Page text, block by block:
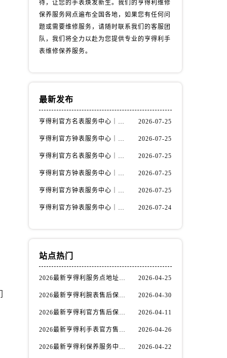
待，让您的手表焕发新生。我们的亨得利维修
保养服务网点遍布全国各地，如果您有任何问
题或需要维修服务，请随时联系我们的客服团
队，我们将全力以赴为您提供专业的亨得利手
表维修保养服务。
最新发布
亨得利官方名表服务中心｜详细热线电话及全部网点地址权威信息通知（2026年7月最新） 2026-07-25
亨得利官方钟表服务中心｜最新地址和24小时售后电话权威信息声明（2026年7月最新） 2026-07-25
亨得利官方名表服务中心｜网点地址与售后服务热线权威信息声明（2026年7月更新） 2026-07-25
亨得利官方钟表服务中心｜全新维修地址与售后热线权威信息通告（2026年7月更新） 2026-07-25
亨得利官方钟表服务中心｜最新地址及售后电话权威信息公告（2026年7月最新） 2026-07-25
亨得利官方钟表服务中心｜官方地址及售后热线电话权威信息通告（2026年7月最新） 2026-07-24
站点热门
2026最新亨得利服务点地址调研报告 2026-04-25
2026最新亨得利腕表售后保养网点地址实地探访报告 2026-04-30
2026最新亨得利官方售后保养中心地址考察报告 2026-04-11
2026最新亨得利手表官方售后维修中心网点地址调研报告 2026-04-26
2026最新亨得利保养服务中心网点地址实地探访报告 2026-04-22